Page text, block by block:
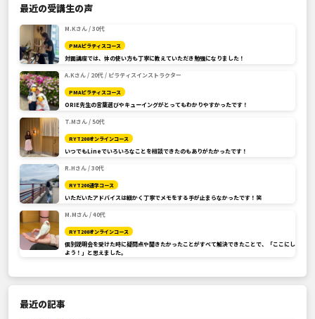
最近の受講生の声
M.Kさん / 30代
PMAピラティスコース
対面講座では、体の使い方も丁寧に教えていただき勉強になりました！
A.Kさん / 20代 / ピラティスインストラクター
PMAピラティスコース
ORIE先生の言葉選びやキューイングがとってもわかりやすかったです！
T.Mさん / 50代
RYT200オンラインコース
いつでもLineでいろいろなことを相談できたのもありがたかったです！
R.Hさん / 30代
RYT200通学コース
いただいたアドバイスは細かく丁寧でメモをする手が止まらなかったです！笑
M.Mさん / 40代
RYT200オンラインコース
個別説明会を受けた時に疑問点や聞きたかったことがすべて解決できたことで、「ここにし
よう！」と思えました。
最近の記事